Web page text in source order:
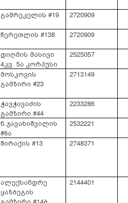
გამრეკელის #19 2720909
წერეთლის #138 2720909
დიღმის მასივი
4კვ. 5ა კორპუსი
2525057
მოსკოვის
გამზირი #23
2713149
ჭავჭავაძის
გამზირი #44
2233286
ნ.ჯავახიშვილის
#6ა
2532221
შირაქის #13 2748371
ალექსანდრე
ყაზბეგის
გამზირი #14ბ
2144401